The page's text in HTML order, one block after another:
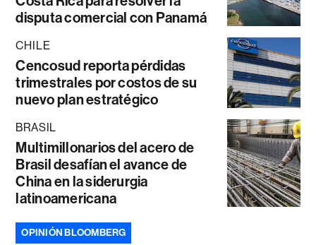
disputa comercial con Panamá
CHILE
Cencosud reporta pérdidas
trimestrales por costos de su
nuevo plan estratégico
BRASIL
Multimillonarios del acero de
Brasil desafían el avance de
China en la siderurgia
latinoamericana
OPINIÓN BLOOMBERG